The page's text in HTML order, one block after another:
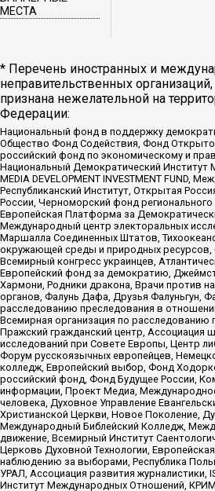
МЕСТА
* Перечень иностранных и
неправительственных
признана нежелательной на
Федерации:
Национальный фонд в поддержку
Общество Фонд Содействия, Фонд
российский фонд по экономическому и
Национальный Демократический
MEDIA DEVELOPMENT INVESTMENT FUND,
Республиканский Институт, Открытая
России, Черноморский фонд регионального
Европейская Платформа за
Международный центр электоральных
Маршалла Соединенных Штатов,
окружающей среды и природных ресурсов,
Всемирный конгресс украинцев,
Европейский фонд за демократию,
Хармони, Родники дракона, Врачи против
органов, Фалунь Дафа, Друзья Фалуньгун,
расследованию преследования в
Всемирная организация по расследованию
Пражский гражданский центр, Ассоциация
исследований при Совете Европы, Центр
Форум русскоязычных европейцев,
колледж, Европейский выбор, Фонд
российский фонд, Фонд Будущее России,
информации, Проект Медиа,
человека, Духовное Управление
Христианской Церкви, Новое Поколение,
Международный Библейский Колледж,
движение, Всемирный Институт
Церковь Духовной Технологии,
наблюдению за выборами, Республика
УРАЛ, Ассоциация развития журналистики,
Институт Международных Отношений,